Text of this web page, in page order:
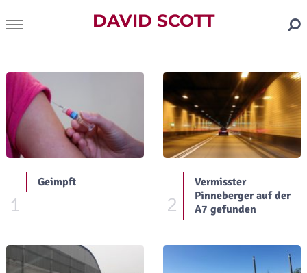
DAVID SCOTT
1
Geimpft
2
Vermisster
Pinneberger auf der
A7 gefunden